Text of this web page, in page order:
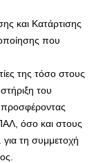
και Κατάρτισης
που
της τόσο στους
του
όσο και στους
τη συμμετοχή